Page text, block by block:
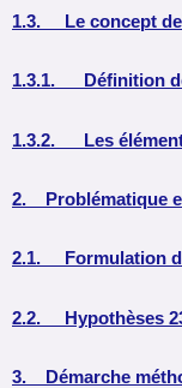
1.3. Le concept de
1.3.1. Définition
1.3.2. Les
2. Problématique
2.1. Formulation
2.2. Hypothèses
3. Démarche